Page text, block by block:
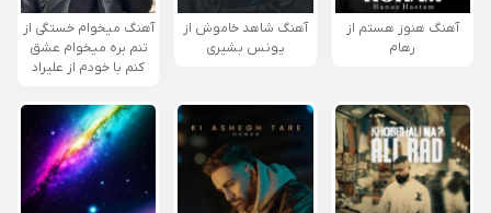
آهنگ هنوز هستم از
رهام
آهنگ شاهد خاموش از
یونس بشیری
آهنگ میخوام خستگی از
تنم بره میخوام عشق
کنم با خودم از علیراد